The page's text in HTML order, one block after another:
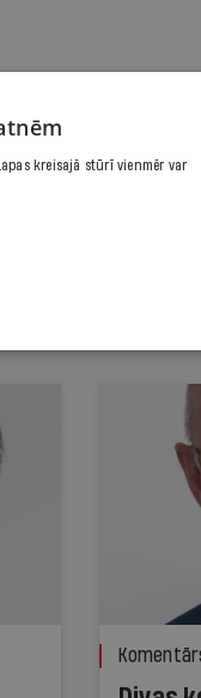
kreisajā stūrī vienmēr var